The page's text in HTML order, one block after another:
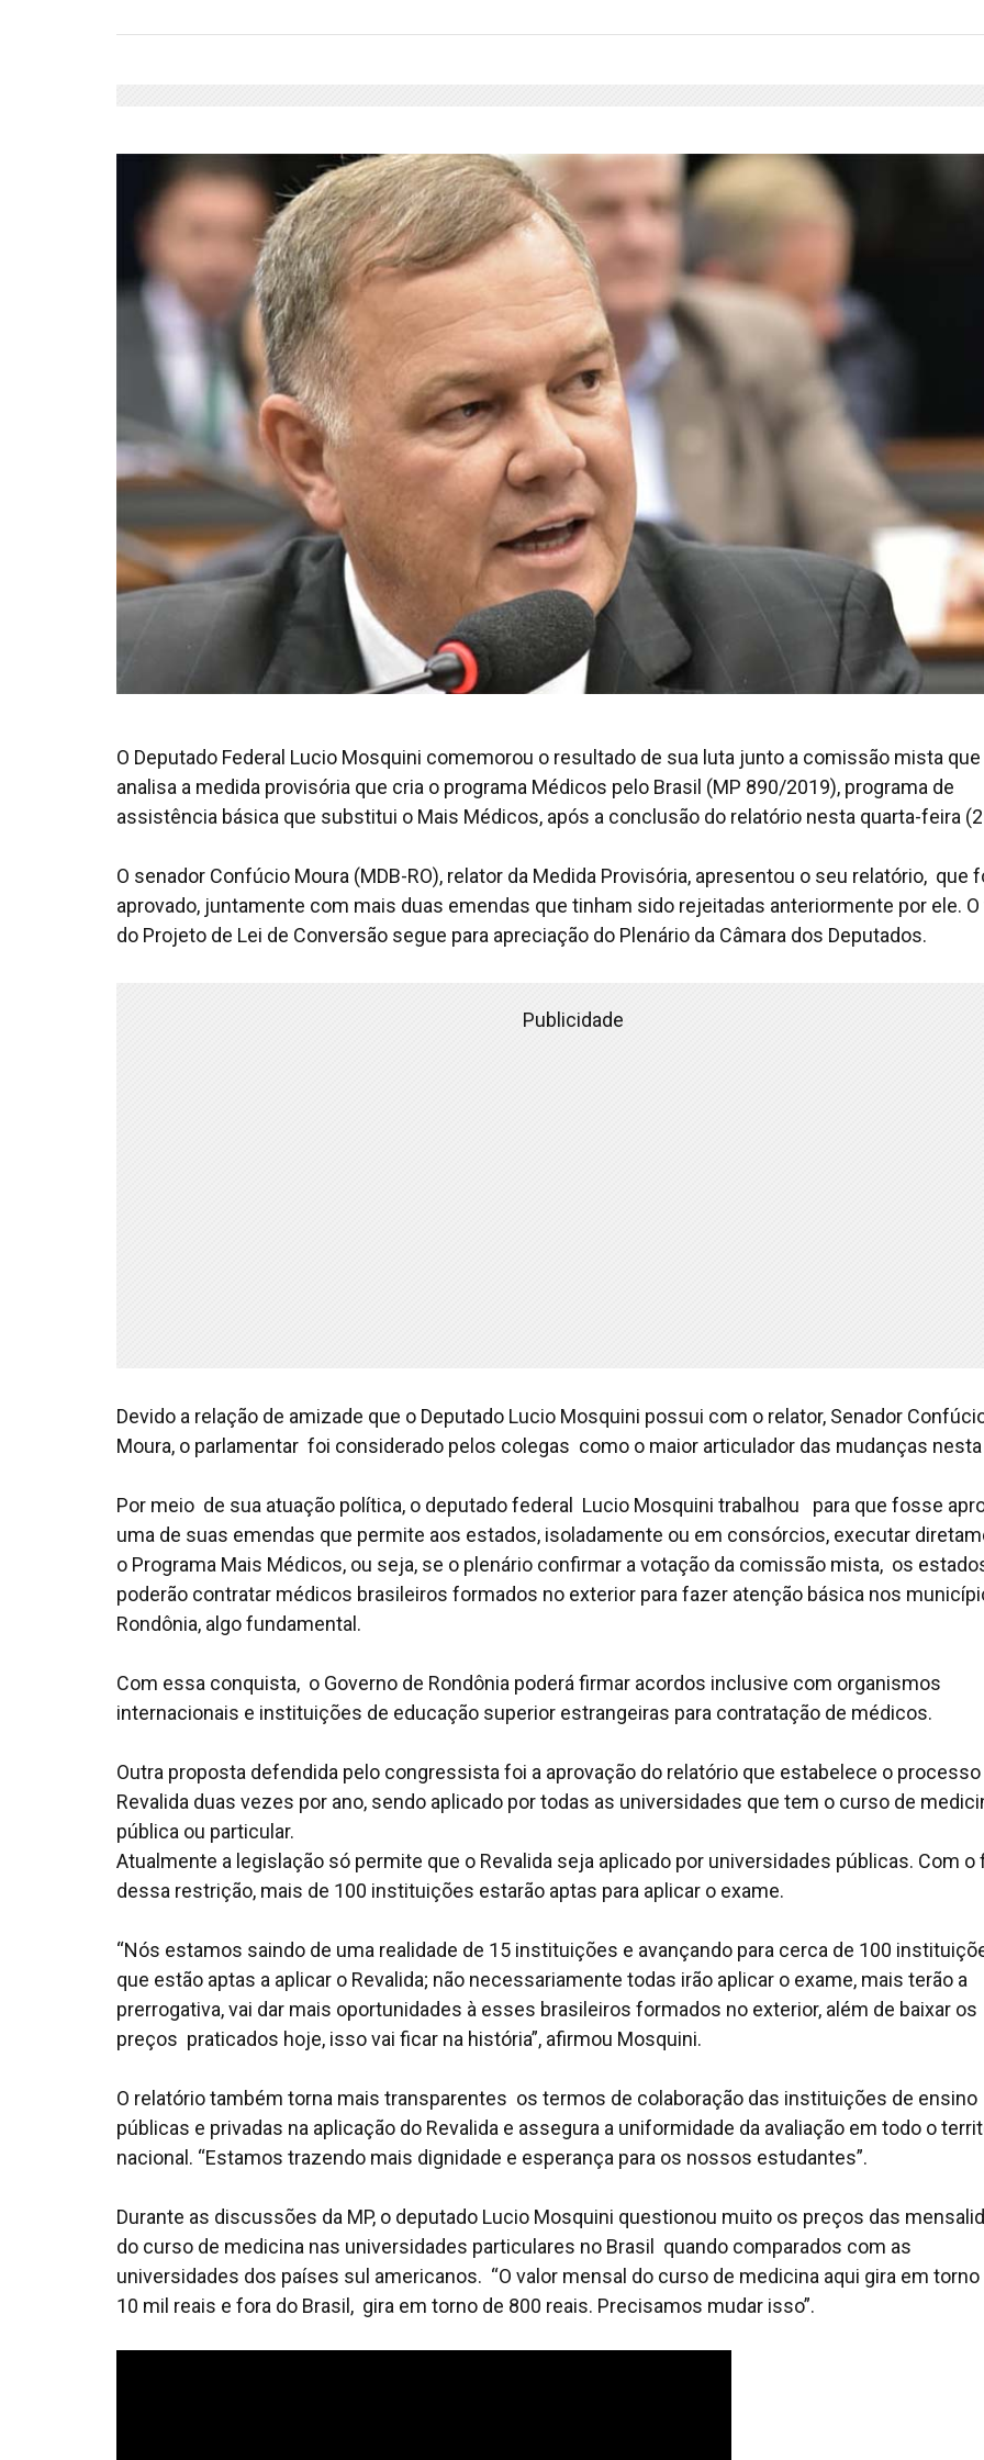
O Deputado Federal Lucio Mosquini comemorou o resultado de sua luta junto a comissão mista que
analisa a medida provisória que cria o programa Médicos pelo Brasil (MP 890/2019), programa de
assistência básica que substitui o Mais Médicos, após a conclusão do relatório nesta quarta-feira
O senador Confúcio Moura (MDB-RO), relator da Medida Provisória, apresentou o seu relatório, que
aprovado, juntamente com mais duas emendas que tinham sido rejeitadas anteriormente por ele.
do Projeto de Lei de Conversão segue para apreciação do Plenário da Câmara dos Deputados.
Publicidade
Devido a relação de amizade que o Deputado Lucio Mosquini possui com o relator, Senador
Moura, o parlamentar foi considerado pelos colegas como o maior articulador das mudanças nesta
Por meio de sua atuação política, o deputado federal Lucio Mosquini trabalhou para que fosse
uma de suas emendas que permite aos estados, isoladamente ou em consórcios, executar
o Programa Mais Médicos, ou seja, se o plenário confirmar a votação da comissão mista, os
poderão contratar médicos brasileiros formados no exterior para fazer atenção básica nos
Rondônia, algo fundamental.
Com essa conquista, o Governo de Rondônia poderá firmar acordos inclusive com organismos
internacionais e instituições de educação superior estrangeiras para contratação de médicos.
Outra proposta defendida pelo congressista foi a aprovação do relatório que estabelece o processo
Revalida duas vezes por ano, sendo aplicado por todas as universidades que tem o curso de
pública ou particular.
Atualmente a legislação só permite que o Revalida seja aplicado por universidades públicas. Com o
dessa restrição, mais de 100 instituições estarão aptas para aplicar o exame.
“Nós estamos saindo de uma realidade de 15 instituições e avançando para cerca de 100
que estão aptas a aplicar o Revalida; não necessariamente todas irão aplicar o exame, mais terão a
prerrogativa, vai dar mais oportunidades à esses brasileiros formados no exterior, além de baixar os
preços praticados hoje, isso vai ficar na história”, afirmou Mosquini.
O relatório também torna mais transparentes os termos de colaboração das instituições de ensino
públicas e privadas na aplicação do Revalida e assegura a uniformidade da avaliação em todo o
nacional. “Estamos trazendo mais dignidade e esperança para os nossos estudantes”.
Durante as discussões da MP, o deputado Lucio Mosquini questionou muito os preços das
do curso de medicina nas universidades particulares no Brasil quando comparados com as
universidades dos países sul americanos. “O valor mensal do curso de medicina aqui gira em torno
10 mil reais e fora do Brasil, gira em torno de 800 reais. Precisamos mudar isso”.